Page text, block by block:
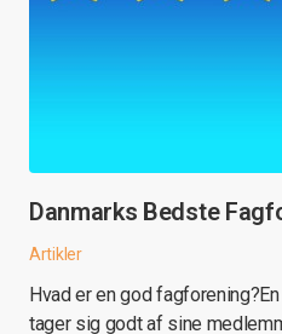
Danmarks Bedste
Artikler
Hvad er en god
tager sig godt af sine